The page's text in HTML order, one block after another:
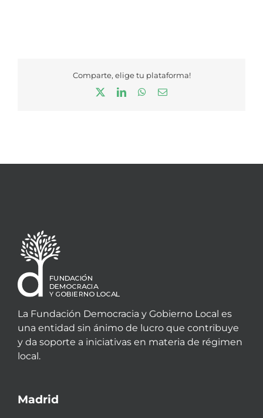
Comparte, elige tu plataforma!
LinkedInWhatsApp
Correo
La Fundación Democracia y Gobierno Local es
una entidad sin ánimo de lucro que contribuye
y da soporte a iniciativas en materia de régimen
local.
Madrid